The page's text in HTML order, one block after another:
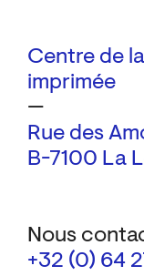
Centre de
imprimée
—
Rue des
B-7100 La
Nous
+32 (0) 64